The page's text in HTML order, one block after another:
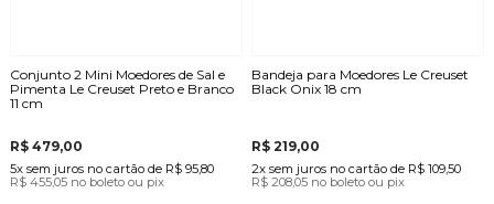
Conjunto 2 Mini Moedores de Sal e
Pimenta Le Creuset Preto e Branco
11 cm
R$ 479,00
5x sem juros no cartãode R$ 95,80
R$ 455,05 no boleto ou pix
Bandeja para Moedores Le Creuset
Black Onix 18 cm
R$ 219,00
2x sem juros no cartão de R$ 109,50
R$ 208,05 no boleto ou pix